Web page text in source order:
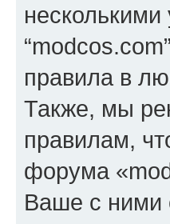
правила в
Также, мы
правилам,
форума
Ваше с ними